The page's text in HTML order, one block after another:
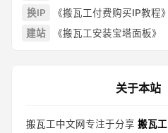
换IP
《搬瓦工付费购买IP教程》
建站
《搬瓦工安装宝塔面板》
关于本站
搬瓦工中文网专注于分享 搬瓦工